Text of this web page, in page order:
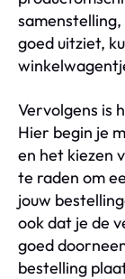
goed uitziet,
Vervolgens is
Hier begin je
en het kiezen
te raden om
jouw
ook dat je de
goed
bestelling